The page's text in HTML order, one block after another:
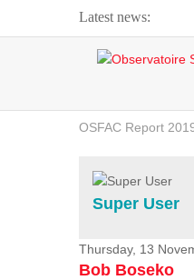
Latest news:
Webinar about
OSFAC Video -
OSFAC Report
Flooding and
Super User
Thursday, 13
Bob Boseko